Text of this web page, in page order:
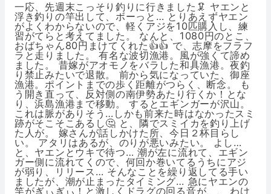
一応、先週末こっそり釣りに行きました🦑 ヤエンと
浮き釣りの竿出して、ボーっと… とりあえずヤエン
がよくわからないので、軽くアジを10匹購入し、練
習がてらと考えてました。 なんと、1080円のとこ、
おばちゃん80円まけてくれた👍👍 で、志摩をフラフ
ラと走りました。 有名な波切漁港。風が強くて諦め
ました。 昔嫁がアオモノをバラした和具漁港。夜釣
り禁止みたいで退散。 前から気になっていた、御座
漁港。ポイントまでの歩く距離がつらく、断念。 も
う開き直って、反対側の南伊勢あたり行くか！とな
り、浜島漁港まで移動。 するとエギンガーが沢山。
これは脈がありそう…しかも前来た時はなかったスミ
跡がそこそこあるし🤔 と、隣でスミイカを釣り上げ
た人が。 嫁さんが話しかけた所、今日２杯目らし
い。 アタリはあるが、のりが悪いみたい。 よし…
と、ヤエンとウキで待つ… 潮が左に流れて、エギン
ガー側に流れてくので、何回か巻いてるうちにアジ
が弱り、リリース… そんなことを繰り返してる手い
ましたが、潮が止まったタイミング… 急にヤエンの
竿がぎぃぎぃ！と激しくドラグの回る音が、、 わけ